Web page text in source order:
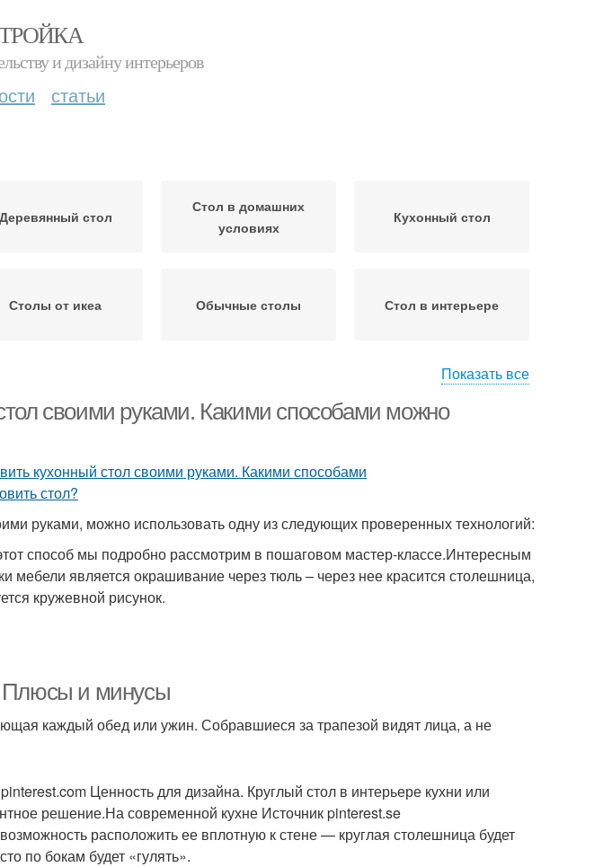
и дизайну интерьеров
статьи
Деревянный стол
Стол в домашних
условиях
Кухонный стол
Столы от икеа Обычные столы Стол в интерьере
Показать все
своими руками. Какими способами можно
руками, можно использовать одну из следующих проверенных технологий:
способ мы подробно рассмотрим в пошаговом мастер-классе.Интересным
мебели является окрашивание через тюль – через нее красится столешница,
кружевной рисунок.
Плюсы и минусы
каждый обед или ужин. Собравшиеся за трапезой видят лица, а не
Ценность для дизайна. Круглый стол в интерьере кухни или
решение.На современной кухне Источник pinterest.se
расположить ее вплотную к стене — круглая столешница будет
по бокам будет «гулять».